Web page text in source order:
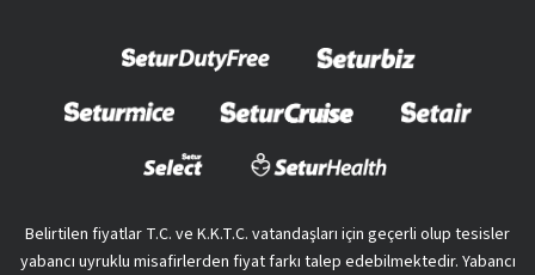
Belirtilen fiyatlar T.C. ve K.K.T.C. vatandaşları için geçerli olup tesisler
yabancı uyruklu misafirlerden fiyat farkı talep edebilmektedir. Yabancı